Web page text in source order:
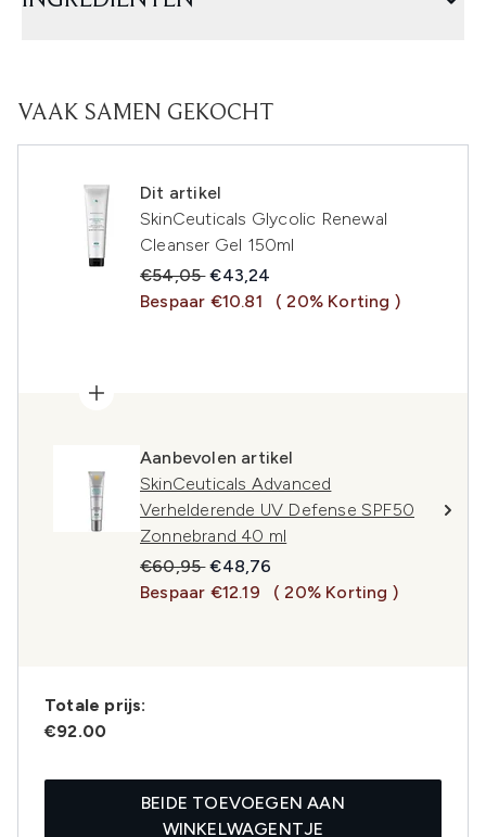
VAAK SAMEN GEKOCHT
Dit artikel
SkinCeuticals Glycolic Renewal
Cleanser Gel 150ml
Recommended Retail Price:
€54,05Huidige prijs:
€43,24
Bespaar €10.81
( 20% Korting )
Aanbevolen artikel
SkinCeuticals Advanced
Verhelderende UV Defense SPF50
Zonnebrand 40 ml
Recommended Retail Price:
€60,95Huidige prijs:
€48,76
Bespaar €12.19
( 20% Korting )
Totale prijs:
€92.00
BEIDE TOEVOEGEN AAN
WINKELWAGENTJE